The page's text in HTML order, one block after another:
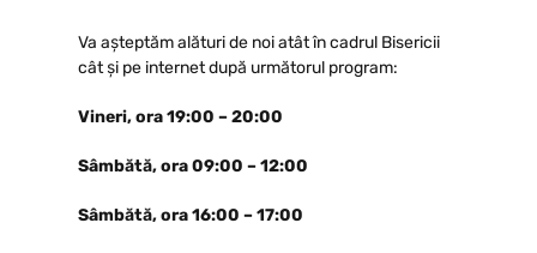
Va așteptăm alături de noi atât în cadrul Bisericii
cât și pe internet după următorul program:
Vineri, ora 19:00 – 20:00
Sâmbătă, ora 09:00 – 12:00
Sâmbătă, ora 16:00 – 17:00